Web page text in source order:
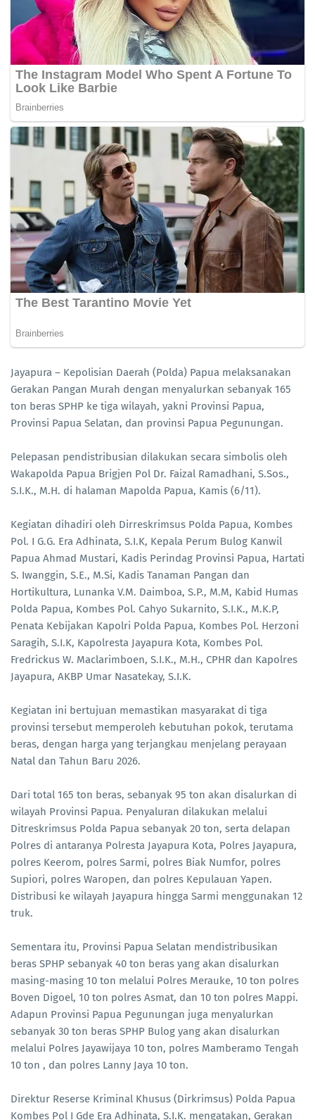
Jayapura – Kepolisian Daerah (Polda) Papua melaksanakan
Gerakan Pangan Murah dengan menyalurkan sebanyak 165
ton beras SPHP ke tiga wilayah, yakni Provinsi Papua,
Provinsi Papua Selatan, dan provinsi Papua Pegunungan.
Pelepasan pendistribusian dilakukan secara simbolis oleh
Wakapolda Papua Brigjen Pol Dr. Faizal Ramadhani, S.Sos.,
S.I.K., M.H. di halaman Mapolda Papua, Kamis (6/11).
Kegiatan dihadiri oleh Dirreskrimsus Polda Papua, Kombes
Pol. I G.G. Era Adhinata, S.I.K, Kepala Perum Bulog Kanwil
Papua Ahmad Mustari, Kadis Perindag Provinsi Papua, Hartati
S. Iwanggin, S.E., M.Si, Kadis Tanaman Pangan dan
Hortikultura, Lunanka V.M. Daimboa, S.P., M.M, Kabid Humas
Polda Papua, Kombes Pol. Cahyo Sukarnito, S.I.K., M.K.P,
Penata Kebijakan Kapolri Polda Papua, Kombes Pol. Herzoni
Saragih, S.I.K, Kapolresta Jayapura Kota, Kombes Pol.
Fredrickus W. Maclarimboen, S.I.K., M.H., CPHR dan Kapolres
Jayapura, AKBP Umar Nasatekay, S.I.K.
Kegiatan ini bertujuan memastikan masyarakat di tiga
provinsi tersebut memperoleh kebutuhan pokok, terutama
beras, dengan harga yang terjangkau menjelang perayaan
Natal dan Tahun Baru 2026.
Dari total 165 ton beras, sebanyak 95 ton akan disalurkan di
wilayah Provinsi Papua. Penyaluran dilakukan melalui
Ditreskrimsus Polda Papua sebanyak 20 ton, serta delapan
Polres di antaranya Polresta Jayapura Kota, Polres Jayapura,
polres Keerom, polres Sarmi, polres Biak Numfor, polres
Supiori, polres Waropen, dan polres Kepulauan Yapen.
Distribusi ke wilayah Jayapura hingga Sarmi menggunakan 12
truk.
Sementara itu, Provinsi Papua Selatan mendistribusikan
beras SPHP sebanyak 40 ton beras yang akan disalurkan
masing-masing 10 ton melalui Polres Merauke, 10 ton polres
Boven Digoel, 10 ton polres Asmat, dan 10 ton polres Mappi.
Adapun Provinsi Papua Pegunungan juga menyalurkan
sebanyak 30 ton beras SPHP Bulog yang akan disalurkan
melalui Polres Jayawijaya 10 ton, polres Mamberamo Tengah
10 ton , dan polres Lanny Jaya 10 ton.
Direktur Reserse Kriminal Khusus (Dirkrimsus) Polda Papua
Kombes Pol I Gde Era Adhinata, S.I.K. mengatakan, Gerakan